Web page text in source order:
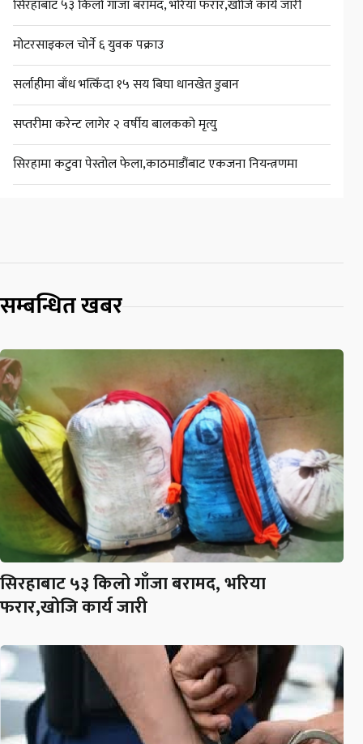
सिरहाबाट ५३ किलो गाँजा बरामद, भरिया फरार,खोजि कार्य जारी
मोटरसाइकल चोर्ने ६ युवक पक्राउ
सर्लाहीमा बाँध भत्किँदा १५ सय बिघा धानखेत डुबान
सप्तरीमा करेन्ट लागेर २ वर्षीय बालकको मृत्यु
सिरहामा कटुवा पेस्तोल फेला,काठमाडौंबाट एकजना नियन्त्रणमा
सम्बन्धित खबर
सिरहाबाट ५३ किलो गाँजा बरामद, भरिया
फरार,खोजि कार्य जारी